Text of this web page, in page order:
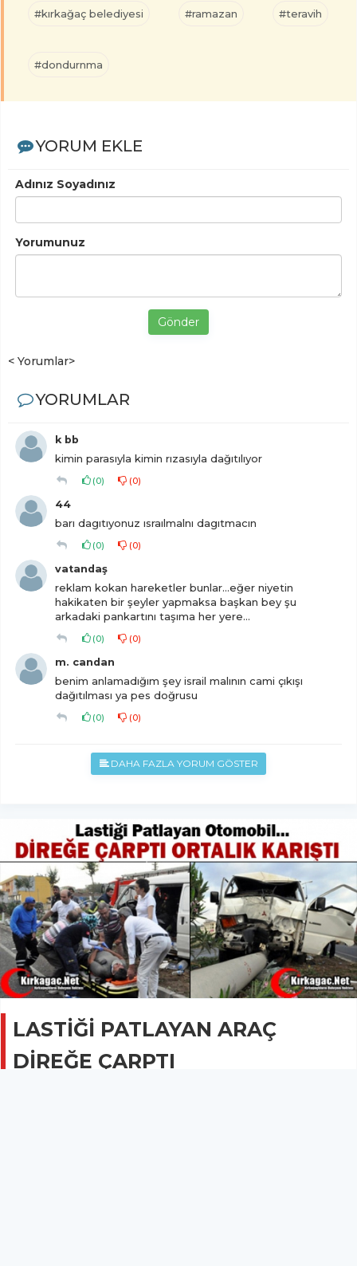
#kırkağaç belediyesi #ramazan #teravih
#dondurnma
YORUM EKLE
Adınız Soyadınız
Yorumunuz
Gönder
< Yorumlar>
YORUMLAR
k bb
kimin parasıyla kimin rızasıyla dağıtılıyor
(0) (0)
44
barı dagıtıyonuz ısraılmalnı dagıtmacın
(0) (0)
vatandaş
reklam kokan hareketler bunlar...eğer niyetin
hakikaten bir şeyler yapmaksa başkan bey şu
arkadaki pankartını taşıma her yere...
(0) (0)
m. candan
benim anlamadığım şey israil malının cami çıkışı
dağıtılması ya pes doğrusu
(0) (0)
DAHA FAZLA YORUM GÖSTER
LASTİĞİ PATLAYAN ARAÇ
DİREĞE ÇARPTI